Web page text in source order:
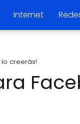
Internet
lo creerás!